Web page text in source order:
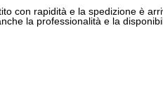
con rapidità e la spedizione è
la professionalità e la